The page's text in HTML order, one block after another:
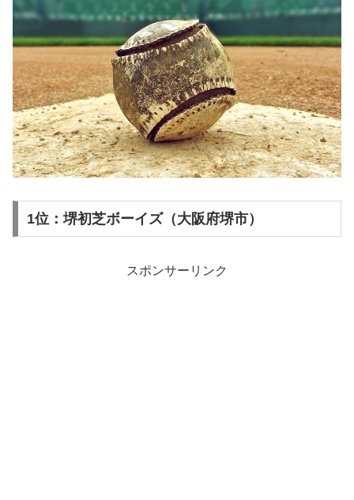
1位：堺初芝ボーイズ（大阪府堺市）
スポンサーリンク